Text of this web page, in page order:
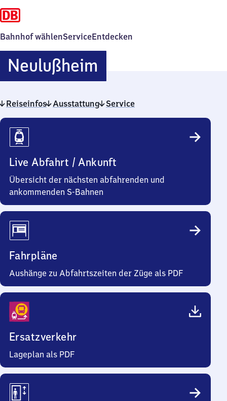
Bahnhof wählenServiceEntdecken
NeulußheimNeulußheim
Reiseinfos Ausstattung Service
Reiseinfos
Live Abfahrt / Ankunft
Übersicht der nächsten abfahrenden und
ankommenden S-Bahnen
Fahrpläne
Aushänge zu Abfahrtszeiten der Züge als PDF
Ersatzverkehr
Lageplan als PDF